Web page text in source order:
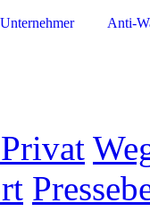
Unternehmer Anti-